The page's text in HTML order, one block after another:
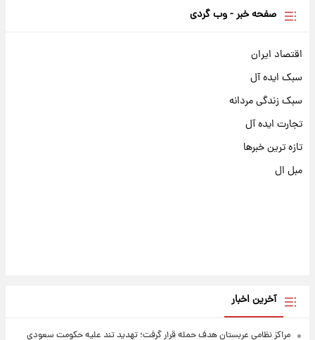
صفحه خبر - وب گردی
اقتصاد ایران
سبک ایده آل
سبک زندگی مردانه
تجارت ایده آل
تازه ترین خبرها
مبل ال
آخرین اخبار
مراکز نظامی عربستان هدف حمله قرار گرفت؛ تهدید تند علیه حکومت سعودی